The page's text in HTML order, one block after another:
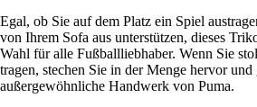
Egal, ob Sie auf dem Platz ein Spiel
von Ihrem Sofa aus unterstützen, dieses
Wahl für alle Fußballliebhaber. Wenn Sie
tragen, stechen Sie in der Menge hervor und
außergewöhnliche Handwerk von Puma.